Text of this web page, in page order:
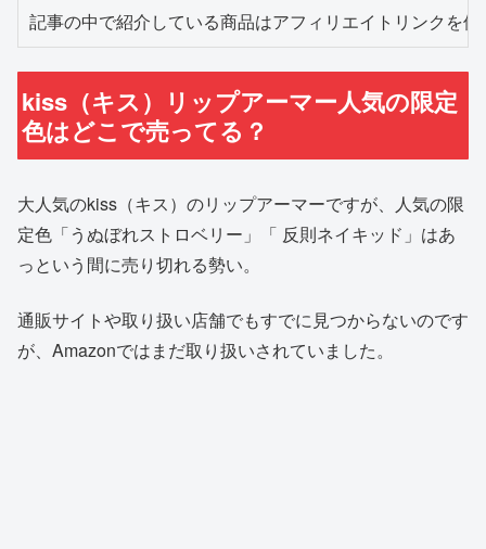
記事の中で紹介している商品はアフィリエイトリンクを
kiss（キス）リップアーマー人気の限定
色はどこで売ってる？
大人気のkiss（キス）のリップアーマーですが、人気の限
定色「うぬぼれストロベリー」「 反則ネイキッド」はあ
っという間に売り切れる勢い。
通販サイトや取り扱い店舗でもすでに見つからないのです
が、Amazonではまだ取り扱いされていました。